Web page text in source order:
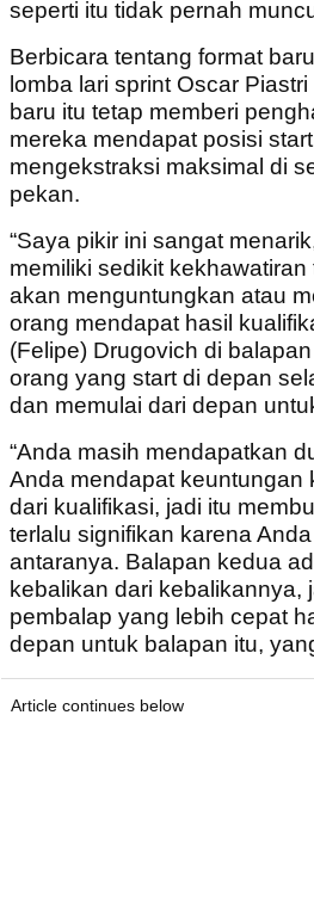
seperti itu tidak pernah
Berbicara tentang format
lomba lari sprint Oscar
baru itu tetap memberi
mereka mendapat posisi
mengekstraksi maksimal di
pekan.
“Saya pikir ini sangat
memiliki sedikit
akan menguntungkan atau
orang mendapat hasil
(Felipe) Drugovich di
orang yang start di depan
dan memulai dari depan
“Anda masih mendapatkan
Anda mendapat keuntungan
dari kualifikasi, jadi itu
terlalu signifikan karena
antaranya. Balapan kedua
kebalikan dari kebalikannya,
pembalap yang lebih cepat
depan untuk balapan itu,
Article continues below